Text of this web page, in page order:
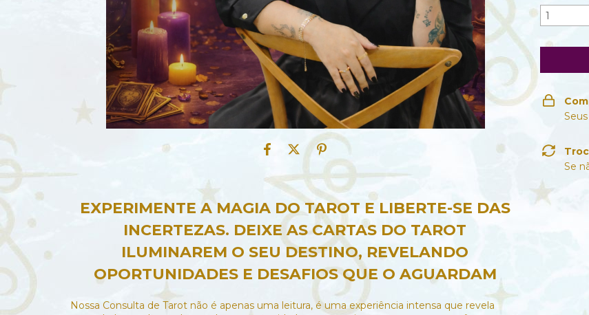
EXPERIMENTE A MAGIA DO TAROT E LIBERTE-SE DAS
INCERTEZAS. DEIXE AS CARTAS DO TAROT
ILUMINAREM O SEU DESTINO, REVELANDO
OPORTUNIDADES E DESAFIOS QUE O AGUARDAM
Nossa Consulta de Tarot não é apenas uma leitura, é uma experiência intensa que revela
Se